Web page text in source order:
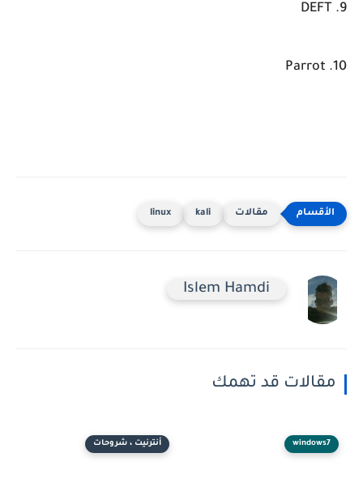
9. DEFT
10. Parrot
مقالات kali
linux
Islem Hamdi
مقالات قد تهمك
windows7 أنترنيت ، شروحات